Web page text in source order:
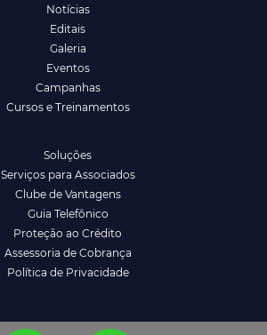
Notícias
Editais
Galeria
Eventos
Campanhas
Cursos e Treinamentos
Soluções
Serviços para Associados
Clube de Vantagens
Guia Telefônico
Proteção ao Crédito
Assessoria de Cobrança
Política de Privacidade